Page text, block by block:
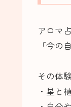
アロマ
「今の
その体
・星と